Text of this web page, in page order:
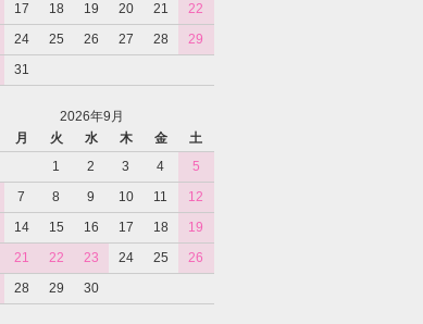
17 18 19 20 21
22
24 25 26 27 28
29
31
2026年9月
月 火 水 木 金
土
1
2 3 4
5
7 8 9 10 11
12
14 15 16 17 18
19
21 22 23 24 25
26
28 29 30